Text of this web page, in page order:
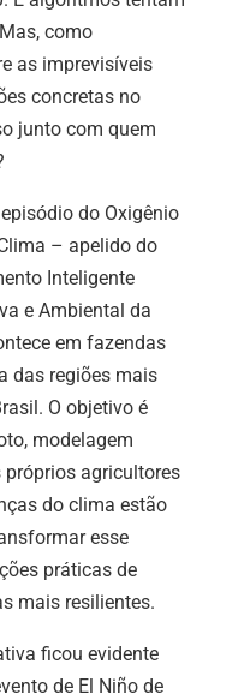
como
as imprevisíveis
concretas no
junto com quem
do Oxigênio
– apelido do
Inteligente
e Ambiental da
em fazendas
das regiões mais
O objetivo é
modelagem
agricultores
do clima estão
esse
práticas de
mais resilientes.
ficou evidente
de El Niño de